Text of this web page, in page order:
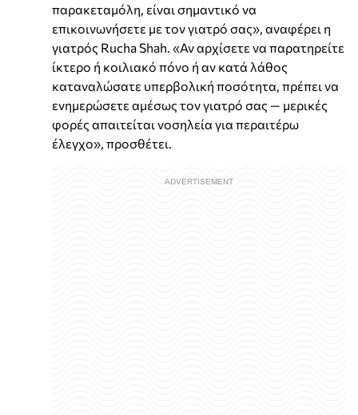
παρακεταμόλη, είναι σημαντικό να
επικοινωνήσετε με τον γιατρό σας», αναφέρει η
γιατρός Rucha Shah. «Αν αρχίσετε να παρατηρείτε
ίκτερο ή κοιλιακό πόνο ή αν κατά λάθος
καταναλώσατε υπερβολική ποσότητα, πρέπει να
ενημερώσετε αμέσως τον γιατρό σας — μερικές
φορές απαιτείται νοσηλεία για περαιτέρω
έλεγχο», προσθέτει.